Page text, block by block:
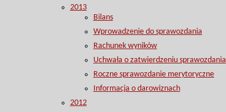
2013
Bilans
Wprowadzenie do sprawozdania
Rachunek wyników
Uchwała o zatwierdzeniu sprawozdania
Roczne sprawozdanie merytoryczne
Informacja o darowiznach
2012